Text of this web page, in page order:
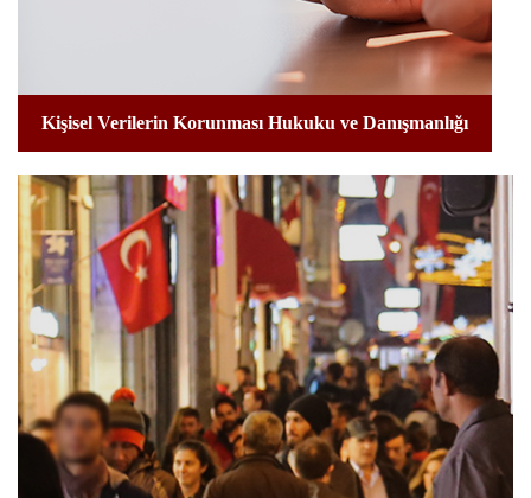
Kişisel Verilerin Korunması Hukuku ve Danışmanlığı